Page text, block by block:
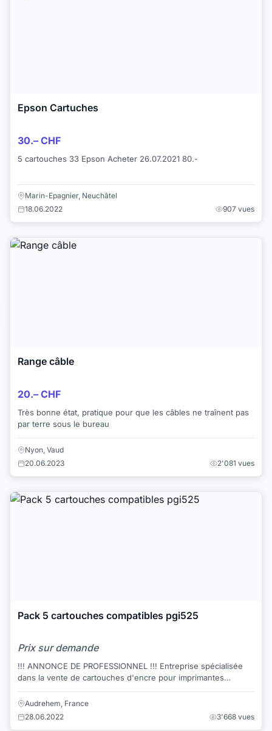
Epson Cartuches
30.– CHF
5 cartouches 33 Epson Acheter 26.07.2021 80.-
Marin-Epagnier, Neuchâtel
18.06.2022
907 vues
Range câble
20.– CHF
Très bonne état, pratique pour que les câbles ne traînent pas
par terre sous le bureau
Nyon, Vaud
20.06.2023
2'081 vues
Pack 5 cartouches compatibles pgi525
Prix sur demande
!!! ANNONCE DE PROFESSIONNEL !!! Entreprise spécialisée
dans la vente de cartouches d'encre pour imprimantes
(EPSON / BROTHER / CANON / HP) ...
Audrehem, France
28.06.2022
3'668 vues